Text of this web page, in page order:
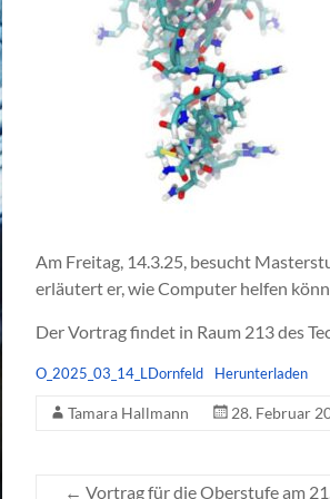
Am Freitag, 14.3.25, besucht
erläutert er, wie Computer helfen
Der Vortrag findet in Raum 213 des
O_2025_03_14_LDornfeld Herunterladen
Tamara Hallmann 28. Februar
← Vortrag für die Oberstufe am